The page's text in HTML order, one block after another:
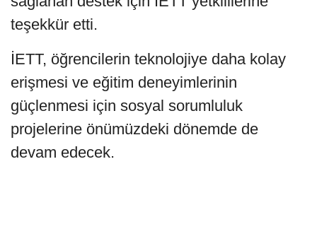
teşekkür etti.
İETT, öğrencilerin teknolojiye daha kolay
erişmesi ve eğitim deneyimlerinin
güçlenmesi için sosyal sorumluluk
projelerine önümüzdeki dönemde de
devam edecek.